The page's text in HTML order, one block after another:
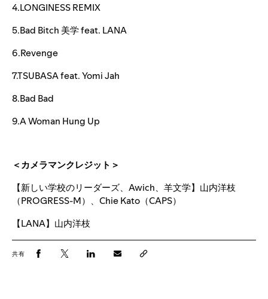
4.LONGINESS REMIX
5.Bad Bitch 美学 feat. LANA
6.Revenge
7.TSUBASA feat. Yomi Jah
8.Bad Bad
9.A Woman Hung Up
＜カメラマンクレジット＞
【新しい学校のリーダーズ、Awich、羊文学】山内洋枝
（PROGRESS-M）、Chie Kato（CAPS）
【LANA】山内洋枝
共有